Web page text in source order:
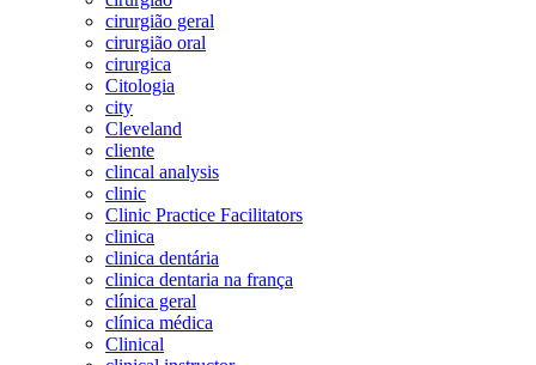
cirurgião geral
cirurgião oral
cirurgica
Citologia
city
Cleveland
cliente
clincal analysis
clinic
Clinic Practice Facilitators
clinica
clinica dentária
clinica dentaria na frança
clínica geral
clínica médica
Clinical